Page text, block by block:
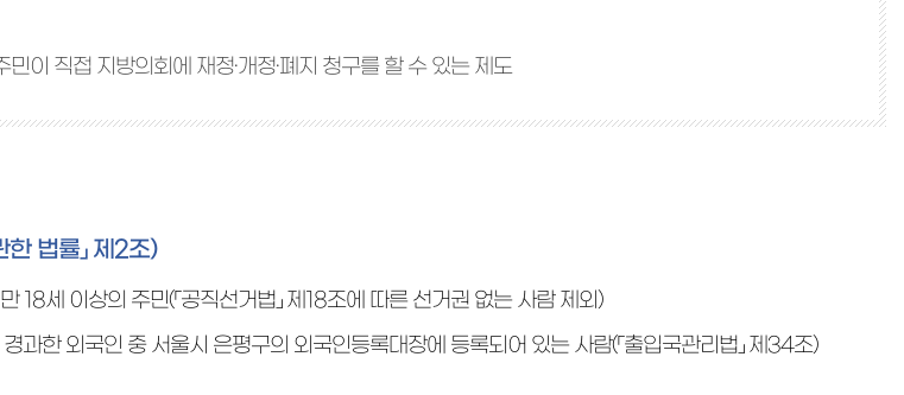
이 직접 지방의회에 재정·개정·폐지 청구를 할 수 있는 제도
법률」 제2조)
18세 이상의 주민(「공직선거법」 제18조에 따른 선거권 없는 사람 제외)
과한 외국인 중 서울시 은평구의 외국인등록대장에 등록되어 있는 사람(「출입국관리법」 제34조)